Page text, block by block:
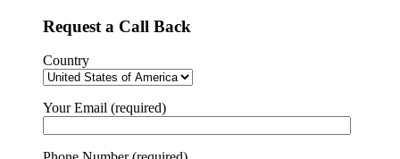
Request a Call Back
Country
Your Email (required)